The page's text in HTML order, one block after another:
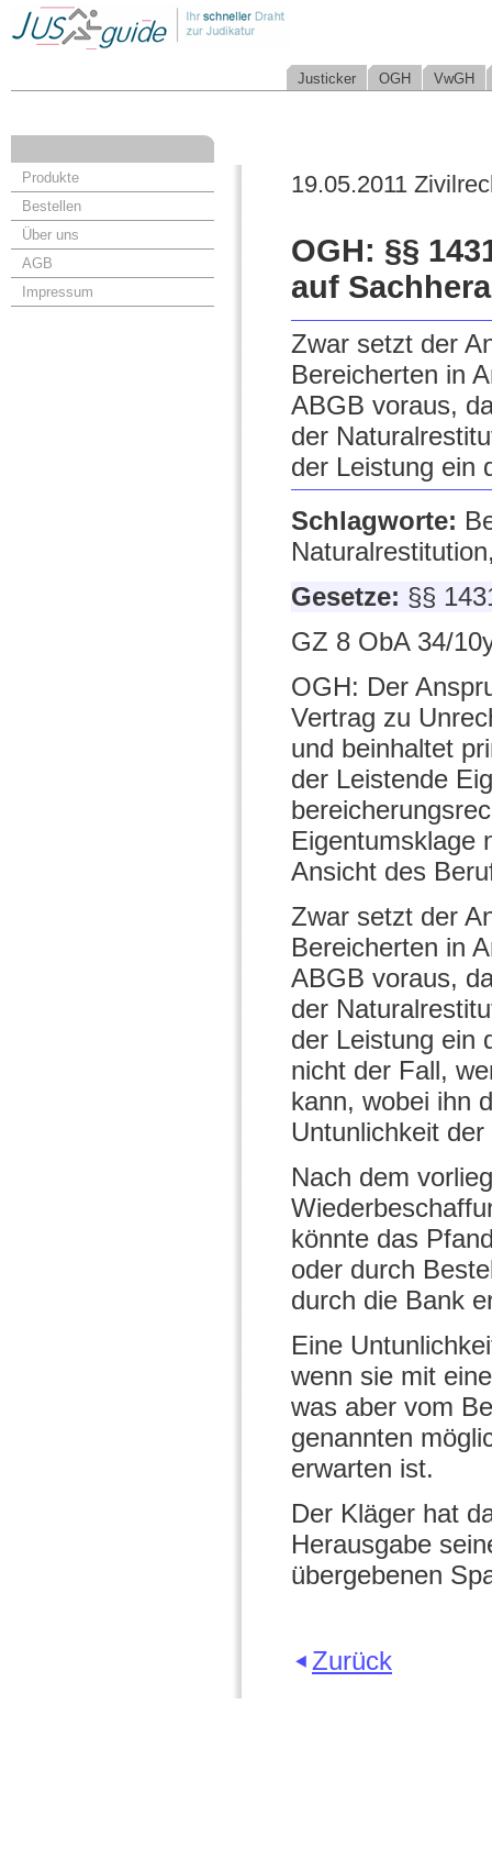
Justicker OGH VwGH
Produkte
Bestellen
Über uns
AGB
Impressum
19.05.2011
OGH: §§
auf
Zwar setzt der
Bereicherten in
ABGB voraus,
der
der Leistung ein
Schlagworte:
Gesetze: §§
GZ 8 ObA 34/
OGH: Der
Vertrag zu
und beinhaltet
der Leistende
Eigentumsklage
Ansicht des
Zwar setzt der
Bereicherten in
ABGB voraus,
der
der Leistung ein
nicht der Fall,
kann, wobei ihn
Untunlichkeit
Nach dem
könnte das
oder durch
durch die Bank
Eine
wenn sie mit
was aber vom
genannten
erwarten ist.
Der Kläger hat
Herausgabe
übergebenen
Zurück